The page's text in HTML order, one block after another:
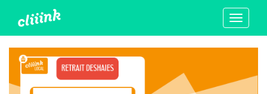
Toggle